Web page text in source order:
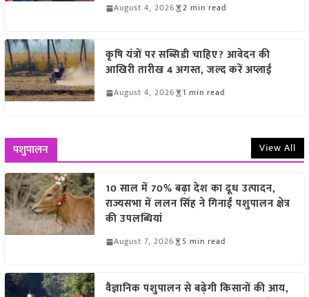
August 4, 2026 2 min read
कृषि यंत्रों पर सब्सिडी चाहिए? आवेदन की
आखिरी तारीख 4 अगस्त, जल्द करें अप्लाई
August 4, 2026 1 min read
पशुपालन View All
10 साल में 70% बढ़ा देश का दूध उत्पादन,
राज्यसभा में ललन सिंह ने गिनाईं पशुपालन क्षेत्र
की उपलब्धियां
August 7, 2026 5 min read
वैज्ञानिक पशुपालन से बढ़ेगी किसानों की आय,